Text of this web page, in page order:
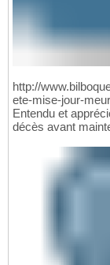
http://
ete-mise-jour-
Entendu et
décès avant